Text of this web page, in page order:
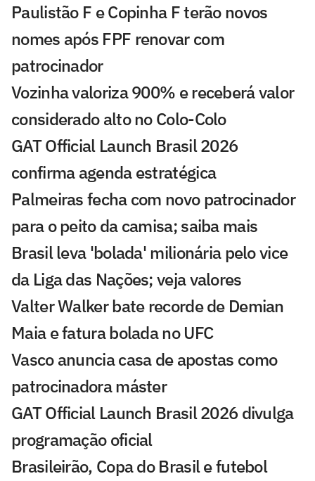
Paulistão F e Copinha F terão novos
nomes após FPF renovar com
patrocinador
Vozinha valoriza 900% e receberá valor
considerado alto no Colo-Colo
GAT Official Launch Brasil 2026
confirma agenda estratégica
Palmeiras fecha com novo patrocinador
para o peito da camisa; saiba mais
Brasil leva 'bolada' milionária pelo vice
da Liga das Nações; veja valores
Valter Walker bate recorde de Demian
Maia e fatura bolada no UFC
Vasco anuncia casa de apostas como
patrocinadora máster
GAT Official Launch Brasil 2026 divulga
programação oficial
Brasileirão, Copa do Brasil e futebol